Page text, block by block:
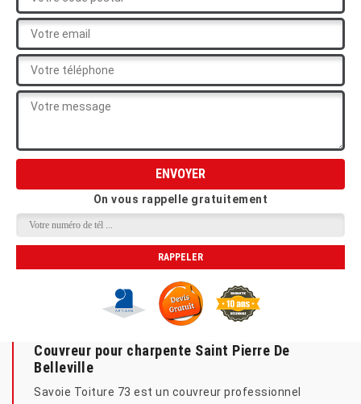
On vous rappelle gratuitement
Couvreur pour charpente Saint Pierre De
Belleville
Savoie Toiture 73 est un couvreur professionnel